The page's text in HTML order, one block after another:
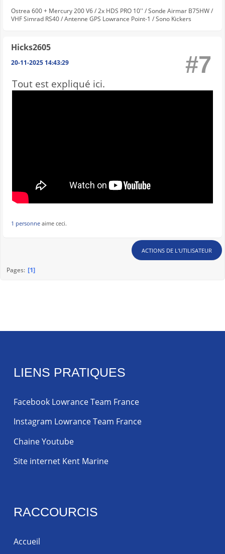
Ostrea 600 + Mercury 200 V6 / 2x HDS PRO 10'' / Sonde Airmar B75HW /
VHF Simrad RS40 / Antenne GPS Lowrance Point-1 / Sono Kickers
Hicks2605
20-11-2025 14:43:29 #7
Tout est expliqué ici.
1 personne aime ceci.
ACTIONS DE L'UTILISATEUR
Pages 1
LIENS PRATIQUES
Facebook Lowrance Team France
Instagram Lowrance Team France
Chaine Youtube
Site internet Kent Marine
RACCOURCIS
Accueil